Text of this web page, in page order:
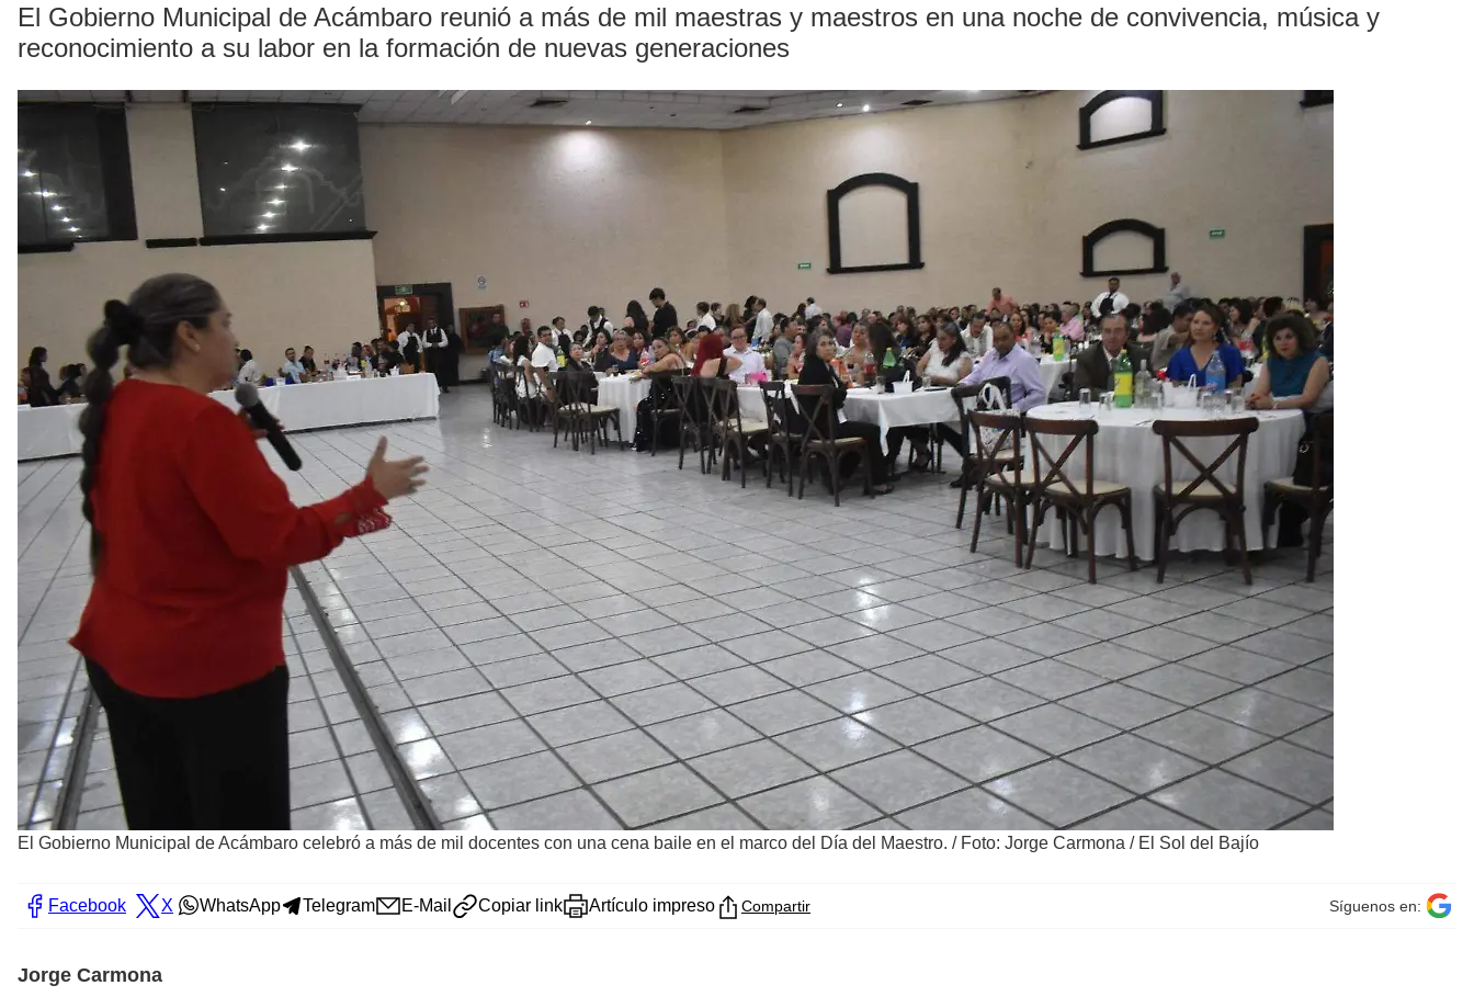
El Gobierno Municipal de Acámbaro reunió a más de mil maestras y maestros en una noche de convivencia, música y
reconocimiento a su labor en la formación de nuevas generaciones
El Gobierno Municipal de Acámbaro celebró a más de mil docentes con una cena baile en el marco del Día del Maestro. / Foto: Jorge Carmona / El Sol del Bajío
Facebook X WhatsApp Telegram E-Mail Copiar link Artículo impreso Compartir Síguenos en:
Jorge Carmona